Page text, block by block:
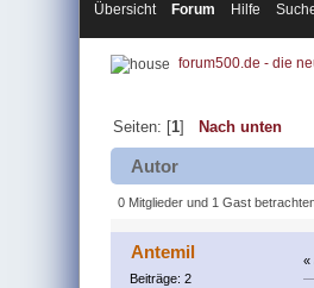
Übersicht Forum Hilfe
forum500.de - die
Seiten: [1] Nach unten
Autor
0 Mitglieder und 1 Gast
Antemil
Beiträge: 2
«